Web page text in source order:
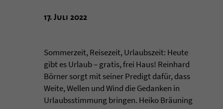
17. Juli 2022
Sommerzeit, Reisezeit, Urlaubszeit: Heute
gibt es Urlaub – gratis, frei Haus! Reinhard
Börner sorgt mit seiner Predigt dafür, dass
Weite, Wellen und Wind die Gedanken in
Urlaubsstimmung bringen. Heiko Bräuning